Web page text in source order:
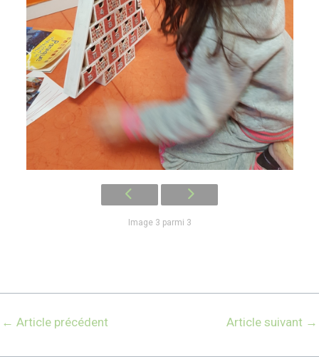
Image 3 parmi 3
← Article précédent Article suivant →